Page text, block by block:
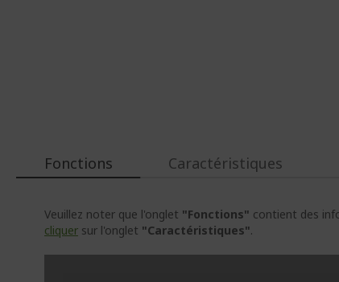
Fonctions
Veuillez noter que l'onglet "Fonctions" contient des
cliquer sur l'onglet "Caractéristiques".
Caractéristiques